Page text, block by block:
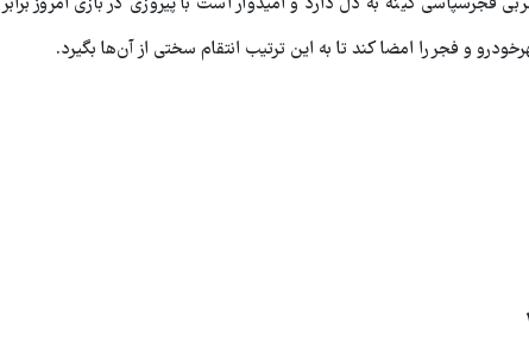
و فجر را امضا کند تا به این ترتیب انتقام سختی از آن‌ها بگیرد.